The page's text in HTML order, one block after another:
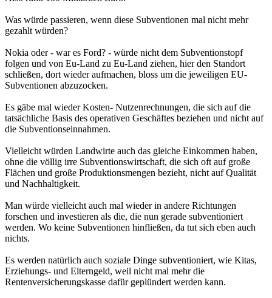
Was würde passieren, wenn diese Subventionen mal nicht mehr
gezahlt würden?
Nokia oder - war es Ford? - würde nicht dem Subventionstopf
folgen und von Eu-Land zu Eu-Land ziehen, hier den Standort
schließen, dort wieder aufmachen, bloss um die jeweiligen EU-
Subventionen abzuzocken.
Es gäbe mal wieder Kosten- Nutzenrechnungen, die sich auf die
tatsächliche Basis des operativen Geschäftes beziehen und nicht auf
die Subventionseinnahmen.
Vielleicht würden Landwirte auch das gleiche Einkommen haben,
ohne die völlig irre Subventionswirtschaft, die sich oft auf große
Flächen und große Produktionsmengen bezieht, nicht auf Qualität
und Nachhaltigkeit.
Man würde vielleicht auch mal wieder in andere Richtungen
forschen und investieren als die, die nun gerade subventioniert
werden. Wo keine Subventionen hinfließen, da tut sich eben auch
nichts.
Es werden natürlich auch soziale Dinge subventioniert, wie Kitas,
Erziehungs- und Elterngeld, weil nicht mal mehr die
Rentenversicherungskasse dafür geplündert werden kann.